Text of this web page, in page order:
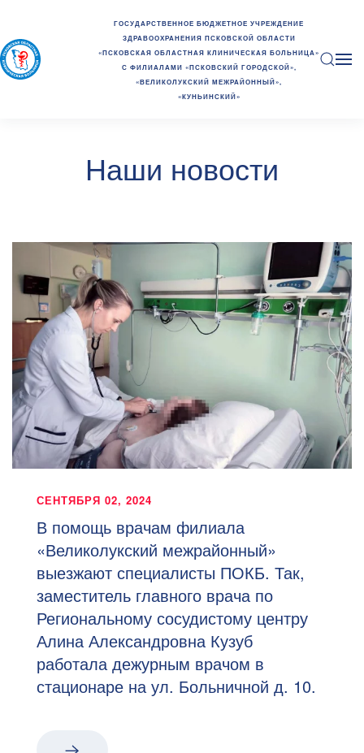
ГОСУДАРСТВЕННОЕ БЮДЖЕТНОЕ УЧРЕЖДЕНИЕ
ЗДРАВООХРАНЕНИЯ ПСКОВСКОЙ ОБЛАСТИ
«ПСКОВСКАЯ ОБЛАСТНАЯ КЛИНИЧЕСКАЯ БОЛЬНИЦА»
С ФИЛИАЛАМИ «ПСКОВСКИЙ ГОРОДСКОЙ»,
«ВЕЛИКОЛУКСКИЙ МЕЖРАЙОННЫЙ»,
«КУНЬИНСКИЙ»
Наши новости
СЕНТЯБРЯ 02, 2024
В помощь врачам филиала
«Великолукский межрайонный»
выезжают специалисты ПОКБ. Так,
заместитель главного врача по
Региональному сосудистому центру
Алина Александровна Кузуб
работала дежурным врачом в
стационаре на ул. Больничной д. 10.